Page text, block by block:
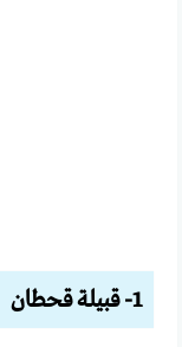
1- قبيلة قحطان